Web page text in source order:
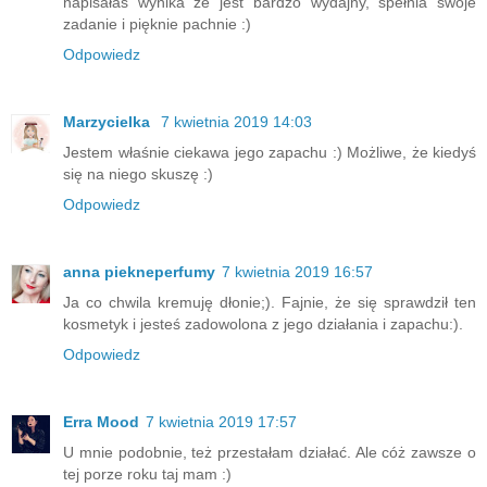
zadanie i pięknie pachnie :)
Odpowiedz
Marzycielka
7 kwietnia 2019 14:03
Jestem właśnie ciekawa jego zapachu :) Możliwe, że kiedyś
się na niego skuszę :)
Odpowiedz
anna piekneperfumy 7 kwietnia 2019 16:57
Ja co chwila kremuję dłonie;). Fajnie, że się sprawdził ten
kosmetyk i jesteś zadowolona z jego działania i zapachu:).
Odpowiedz
Erra Mood 7 kwietnia 2019 17:57
U mnie podobnie, też przestałam działać. Ale cóż zawsze o
tej porze roku taj mam :)